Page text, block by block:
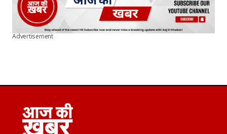
Advertisement